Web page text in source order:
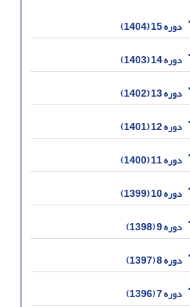
دوره 15 (1404)
دوره 14 (1403)
دوره 13 (1402)
دوره 12 (1401)
دوره 11 (1400)
دوره 10 (1399)
دوره 9 (1398)
دوره 8 (1397)
دوره 7 (1396)